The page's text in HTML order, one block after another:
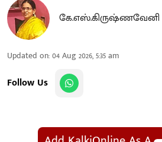
கே.எஸ்.கிருஷ்ணவேனி
Updated on:04 Aug 2026, 5:35 am
Follow Us